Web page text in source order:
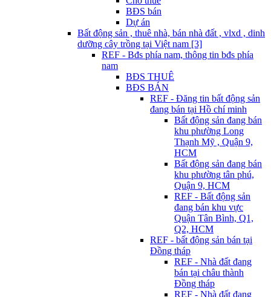
BĐS bán
Dự án
Bất động sản , thuê nhà, bán nhà đất , vlxd , dinh
dưỡng cây trồng tại Việt nam [3]
REF - Bđs phía nam, thông tin bđs phía
nam
BĐS THUÊ
BĐS BÁN
REF - Đăng tin bất động sản
đang bán tại Hồ chí minh
Bất động sản đang bán
khu phường Long
Thạnh Mỹ , Quận 9,
HCM
Bất động sản đang bán
khu phường tân phú,
Quận 9, HCM
REF - Bất động sản
đang bán khu vực
Quận Tân Bình, Q1,
Q2, HCM
REF - bất động sản bán tại
Đồng tháp
REF - Nhà đất đang
bán tại châu thành
Đồng tháp
REF - Nhà đất đang